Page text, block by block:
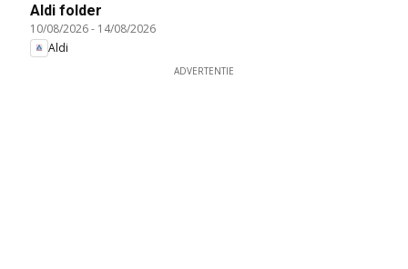
Aldi folder
10/08/2026- 14/08/2026
Aldi
ADVERTENTIE